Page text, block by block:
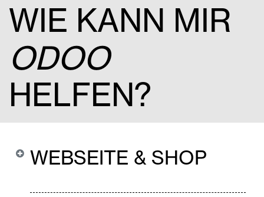
WIE KANN MIR
ODOO
HELFEN?
WEBSEITE & SHOP